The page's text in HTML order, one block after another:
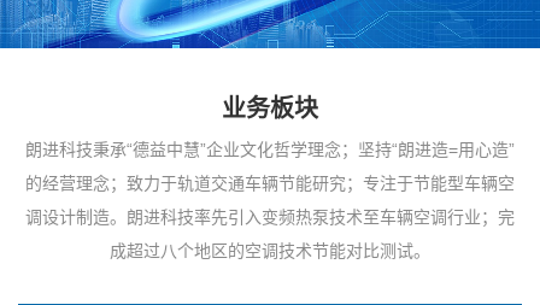
业务板块
朗进科技秉承“德益中慧”企业文化哲学理念；坚持“朗进造=用心造”
的经营理念；致力于轨道交通车辆节能研究；专注于节能型车辆空
调设计制造。朗进科技率先引入变频热泵技术至车辆空调行业；完
成超过八个地区的空调技术节能对比测试。